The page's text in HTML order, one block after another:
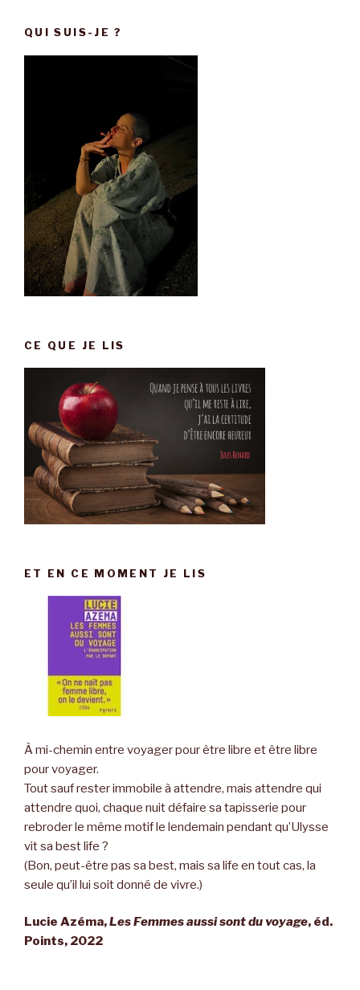
QUI SUIS-JE ?
CE QUE JE LIS
ET EN CE MOMENT JE LIS
À mi-chemin entre voyager pour être libre et être libre
pour voyager.
Tout sauf rester immobile à attendre, mais attendre qui
attendre quoi, chaque nuit défaire sa tapisserie pour
rebroder le même motif le lendemain pendant qu’Ulysse
vit sa best life ?
(Bon, peut-être pas sa best, mais sa life en tout cas, la
seule qu’il lui soit donné de vivre.)
Lucie Azéma,Les Femmes aussi sont du voyage, éd.
Points, 2022